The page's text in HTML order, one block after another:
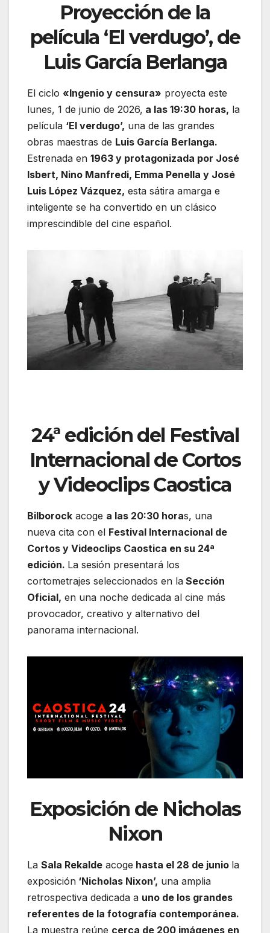
Proyección de la
película ‘El verdugo’, de
Luis García Berlanga
El ciclo «Ingenio y censura» proyecta este
lunes, 1 de junio de 2026, a las 19:30 horas, la
película ‘El verdugo’, una de las grandes
obras maestras de Luis García Berlanga.
Estrenada en 1963 y protagonizada por José
Isbert, Nino Manfredi, Emma Penella y José
Luis López Vázquez, esta sátira amarga e
inteligente se ha convertido en un clásico
imprescindible del cine español.
24ª edición del Festival
Internacional de Cortos
y Videoclips Caostica
Bilborock acoge a las 20:30 horas, una
nueva cita con el Festival Internacional de
Cortos y Videoclips Caostica en su 24ª
edición. La sesión presentará los
cortometrajes seleccionados en la Sección
Oficial, en una noche dedicada al cine más
provocador, creativo y alternativo del
panorama internacional.
Exposición de Nicholas
Nixon
La Sala Rekalde acoge hasta el 28 de junio la
exposición ‘Nicholas Nixon’, una amplia
retrospectiva dedicada a uno de los grandes
referentes de la fotografía contemporánea.
La muestra reúne cerca de 200 imágenes en